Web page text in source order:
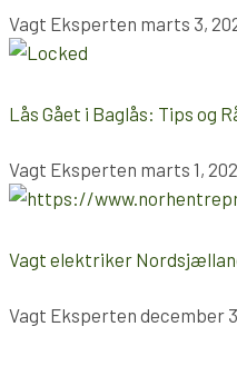
Vagt Eksperten marts 3,
Lås Gået i Baglås: Tips og
Vagt Eksperten marts 1,
Vagt elektriker
Vagt Eksperten december